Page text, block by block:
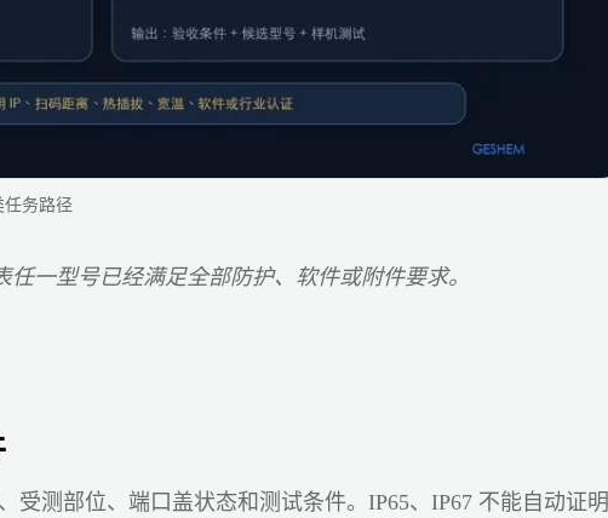
任务路径
一型号已经满足全部防护、软件或附件要求。
受测部位、端口盖状态和测试条件。IP65、IP67 不能自动证明